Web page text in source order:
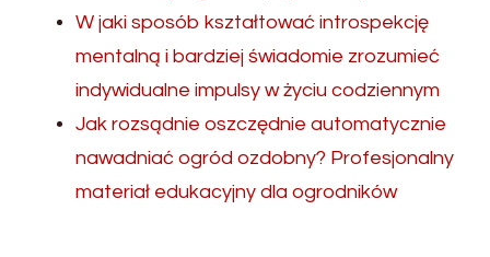
W jaki sposób kształtować introspekcję
mentalną i bardziej świadomie zrozumieć
indywidualne impulsy w życiu codziennym
Jak rozsądnie oszczędnie automatycznie
nawadniać ogród ozdobny? Profesjonalny
materiał edukacyjny dla ogrodników